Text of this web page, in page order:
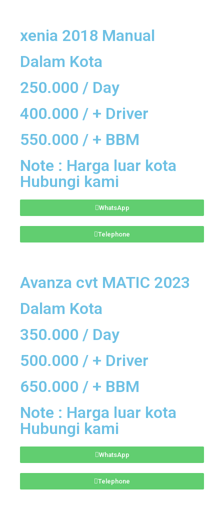
xenia 2018 Manual
Dalam Kota
250.000 / Day
400.000 / + Driver
550.000 / + BBM
Note : Harga luar kota
Hubungi kami
WhatsApp
Telephone
Avanza cvt MATIC 2023
Dalam Kota
350.000 / Day
500.000 / + Driver
650.000 / + BBM
Note : Harga luar kota
Hubungi kami
WhatsApp
Telephone